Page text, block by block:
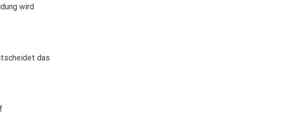
wird
das